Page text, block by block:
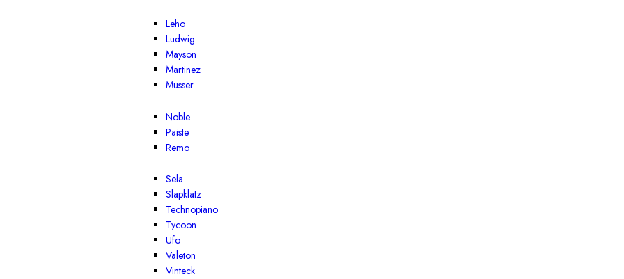
Leho
Ludwig
Mayson
Martinez
Musser
Noble
Paiste
Remo
Sela
Slapklatz
Technopiano
Tycoon
Ufo
Valeton
Vinteck